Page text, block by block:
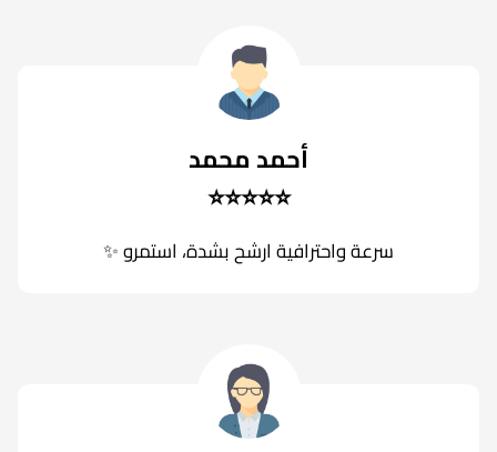
أحمد محمد
⭐⭐⭐⭐⭐
سرعة واحترافية ارشح بشدة، استمرو ✨